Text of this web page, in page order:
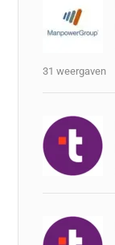
31 weergaven